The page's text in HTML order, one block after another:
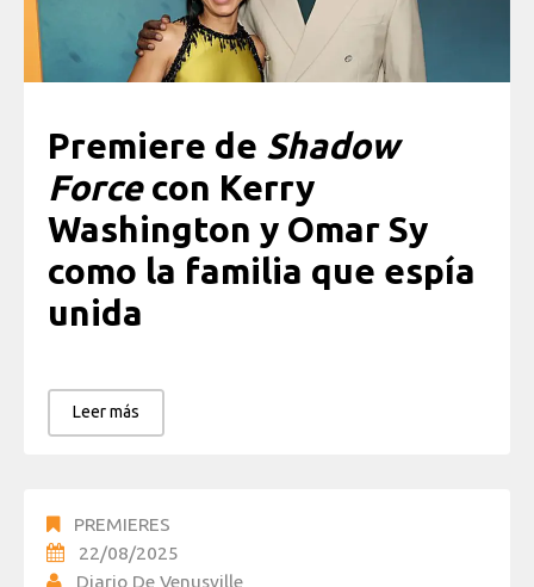
Premiere de Shadow
Forcecon Kerry
Washington y Omar Sy
como la familia que espía
unida
Leer más
PREMIERES
22/08/2025
Diario De Venusville